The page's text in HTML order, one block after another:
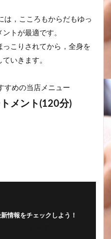
は，こころもからだもゆっ
トが最適です。
こりされてから，全身を
いきます。
すめの当店メニュー
メント(120分)
情報をチェックしよう！